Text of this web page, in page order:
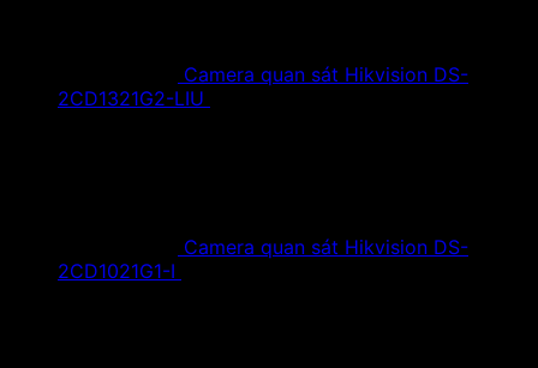
Camera quan sát Hikvision DS-
2CD1321G2-LIU
Camera quan sát Hikvision DS-
2CD1021G1-I